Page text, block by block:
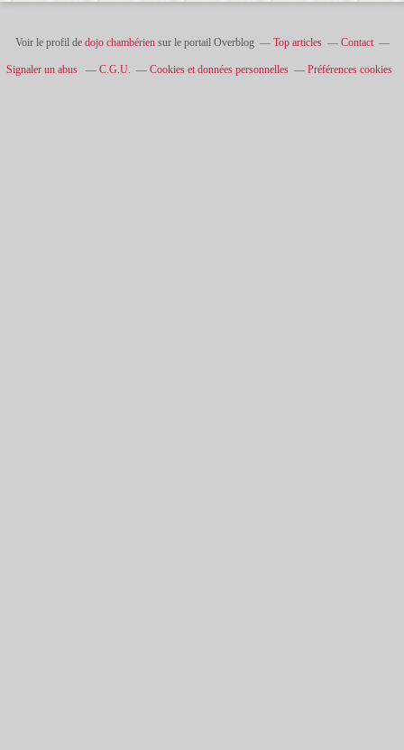
Voir le profil de dojo chambériensur le portail Overblog Top articles Contact
Signaler un abus C.G.U. Cookies et données personnelles Préférences cookies